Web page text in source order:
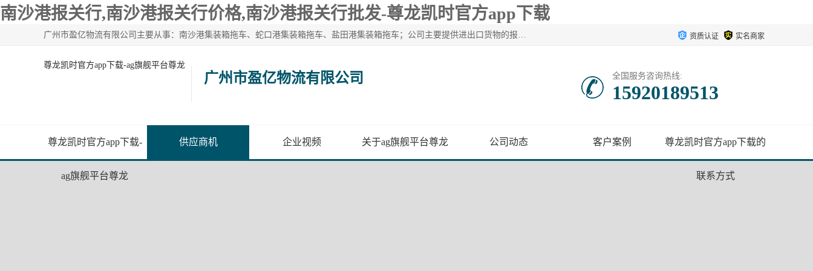
南沙港报关行,南沙港报关行价格,南沙港报关行批发-尊龙凯时官方app下载
广州市盈亿物流有限公司主要从事：南沙港集装箱拖车、蛇口港集装箱拖车、盐田港集装箱拖车；公司主要提供进出口货物的报关报检、集装箱拖车、特种柜拖车、散货车、仓储搬运、装拆箱配送等港口物流服务。服务区域涵盖全国，起运港口：黄埔港、南沙港、盐田港、蛇口港等码头以及广州白云机场和火车站如南沙港火车站、 大朗、增城西、石龙等货运站。 资质认证 实名商家
尊龙凯时官方app下载-ag旗舰平台尊龙
广州市盈亿物流有限公司 全国服务咨询热线:
15920189513
尊龙凯时官方app下载-
ag旗舰平台尊龙
供应商机 企业视频 关于ag旗舰平台尊龙 公司动态 客户案例 尊龙凯时官方app下载的
联系方式